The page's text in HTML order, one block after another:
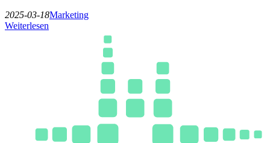
2025-03-18Marketing
Weiterlesen